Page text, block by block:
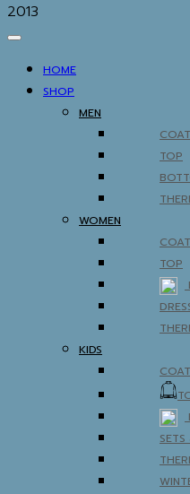
2013
HOME
SHOP
MEN
TOP
WOMEN
TOP
KIDS